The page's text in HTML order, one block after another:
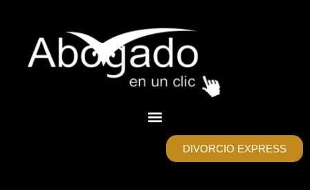
DIVORCIO EXPRESS